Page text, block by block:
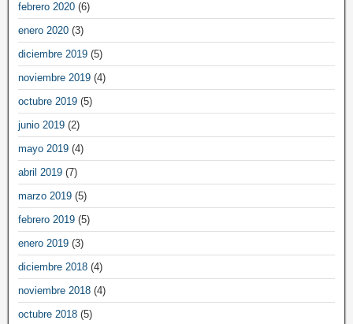
febrero 2020 (6)
enero 2020 (3)
diciembre 2019 (5)
noviembre 2019 (4)
octubre 2019 (5)
junio 2019 (2)
mayo 2019 (4)
abril 2019 (7)
marzo 2019 (5)
febrero 2019 (5)
enero 2019 (3)
diciembre 2018 (4)
noviembre 2018 (4)
octubre 2018 (5)